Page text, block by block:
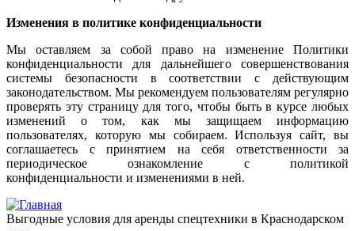
Изменения в политике конфиденциальности
Мы оставляем за собой право на изменение Политики
конфиденциальности для дальнейшего совершенствования
системы безопасности в соответствии с действующим
законодательством. Мы рекомендуем пользователям регулярно
проверять эту страницу для того, чтобы быть в курсе любых
изменений о том, как мы защищаем информацию
пользователях, которую мы собираем. Используя сайт, вы
соглашаетесь с принятием на себя ответственности за
периодическое ознакомление с политикой
конфиденциальности и изменениями в ней.
Выгодные условия для аренды спецтехники в Краснодарском